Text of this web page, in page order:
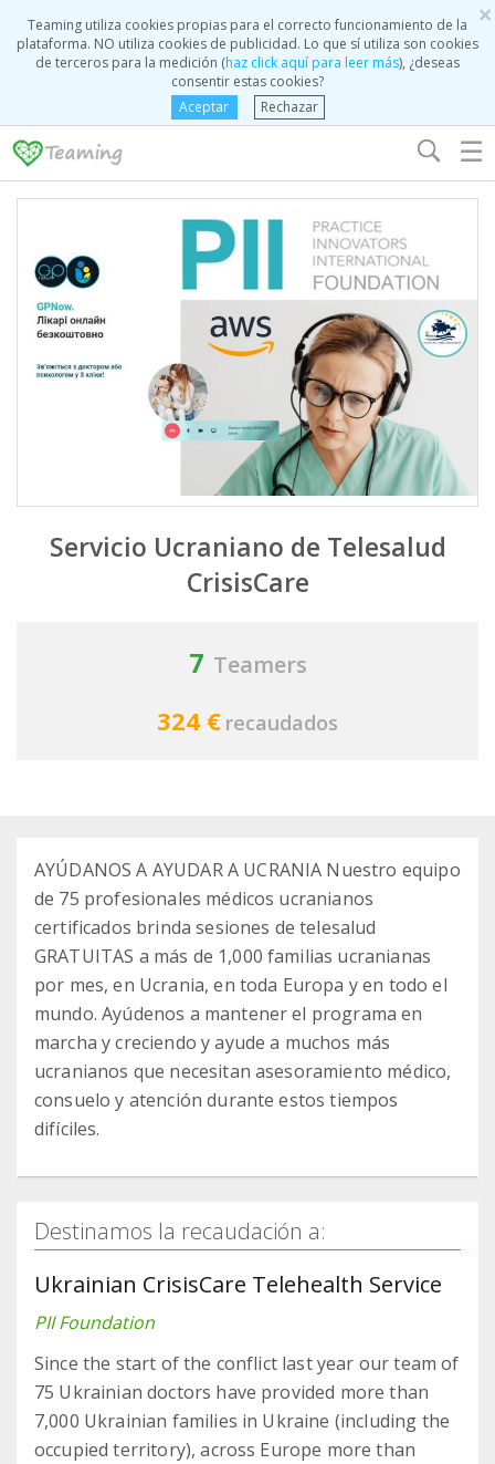
×
Teaming utiliza cookies propias para el correcto funcionamiento de la
plataforma. NO utiliza cookies de publicidad. Lo que sí utiliza son cookies
de terceros para la medición (haz click aquí para leer más), ¿deseas
consentir estas cookies?
Aceptar
Rechazar
☰
Servicio Ucraniano de Telesalud
CrisisCare
7 Teamers
324 € recaudados
AYÚDANOS A AYUDAR A UCRANIA Nuestro equipo
de 75 profesionales médicos ucranianos
certificados brinda sesiones de telesalud
GRATUITAS a más de 1,000 familias ucranianas
por mes, en Ucrania, en toda Europa y en todo el
mundo. Ayúdenos a mantener el programa en
marcha y creciendo y ayude a muchos más
ucranianos que necesitan asesoramiento médico,
consuelo y atención durante estos tiempos
difíciles.
Destinamos la recaudación a:
Ukrainian CrisisCare Telehealth Service
PII Foundation
Since the start of the conflict last year our team of
75 Ukrainian doctors have provided more than
7,000 Ukrainian families in Ukraine (including the
occupied territory), across Europe more than